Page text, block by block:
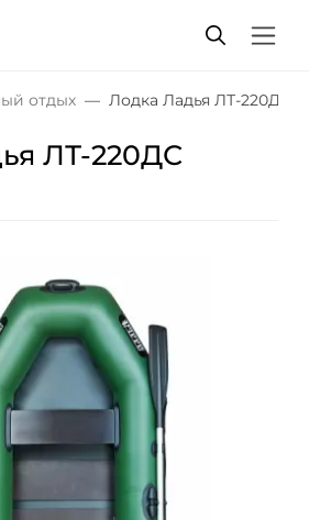
отдых Лодка Ладья ЛТ-220ДС
ЛТ-220ДС